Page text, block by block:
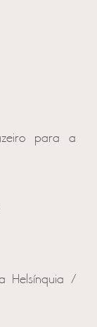
para a
Helsínquia /